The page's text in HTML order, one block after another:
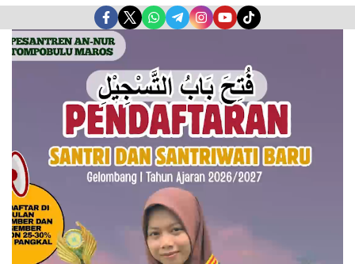
Pemutar
Video